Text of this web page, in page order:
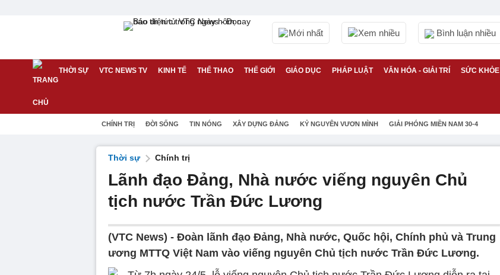
Mới nhất Xem nhiều Bình luận nhiều
THỜI SỰ VTC NEWS TV KINH TẾ THỂ THAO THẾ GIỚI GIÁO DỤC PHÁP LUẬT VĂN HÓA - GIẢI TRÍ SỨC KHỎE
CHÍNH TRỊ ĐỜI SỐNG TIN NÓNG XÂY DỰNG ĐẢNG KỶ NGUYÊN VƯƠN MÌNH GIẢI PHÓNG MIỀN NAM 30-4
Thời sự Chính trị
Lãnh đạo Đảng, Nhà nước viếng nguyên Chủ
tịch nước Trần Đức Lương
(VTC News) - Đoàn lãnh đạo Đảng, Nhà nước, Quốc hội, Chính phủ và Trung
ương MTTQ Việt Nam vào viếng nguyên Chủ tịch nước Trần Đức Lương.